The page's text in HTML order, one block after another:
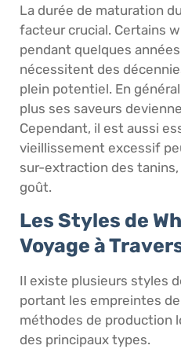
La durée de maturation
facteur crucial. Certains
pendant quelques
nécessitent des
plein potentiel. En
plus ses saveurs
Cependant, il est aussi
vieillissement excessif
sur-extraction des
goût.
Les Styles de
Voyage à
Il existe plusieurs styles
portant les empreintes
méthodes de production
des principaux types.